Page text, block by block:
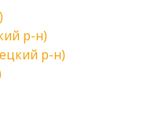
р-н)
р-н)